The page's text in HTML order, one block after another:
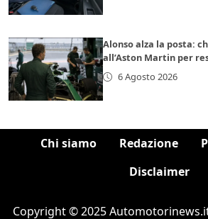
Alonso alza la posta:
all’Aston Martin per
6 Agosto 2026
Chi siamo Redazione
Disclaimer
Copyright © 2025